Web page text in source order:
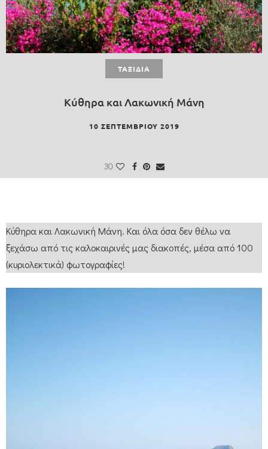
ΤΑΞΊΔΙΑ
Κύθηρα και Λακωνική Μάνη
10 ΣΕΠΤΕΜΒΡΊΟΥ 2019
30
Κύθηρα και Λακωνική Μάνη. Και όλα όσα δεν θέλω να
ξεχάσω από τις καλοκαιρινές μας διακοπές, μέσα από 100
(κυριολεκτικά) φωτογραφίες!